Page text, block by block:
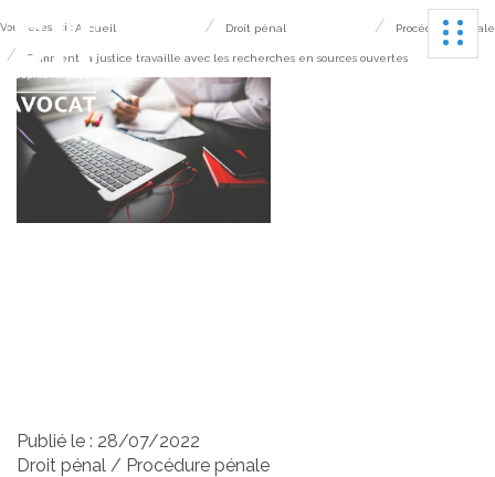
Vous êtes ici :Accueil Droit pénal Procédure pénale
Comment la justice travaille avec les recherches en sources ouvertes
Publié le : 28/07/2022
Droit pénal / Procédure pénale